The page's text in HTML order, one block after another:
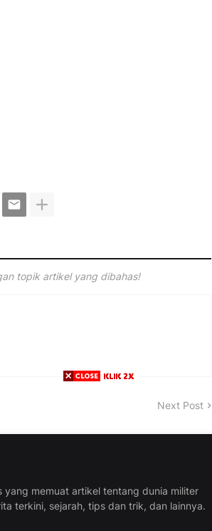
topik artikel yang dibahas!
Next Post
yang memuat artikel tentang dunia militer
terkini, sejarah, tips dan trik, dan lainnya.